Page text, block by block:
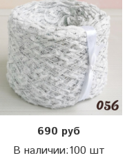
690 руб
В наличии:100 шт